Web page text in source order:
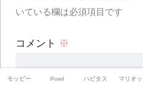
いている欄は必須項目です
コメント ※
モッピー Powl ハピタス マリオッ